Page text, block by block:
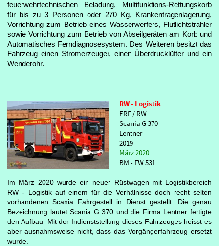
feuerwehrtechnischen Beladung, Multifunktions-Rettungskorb
für bis zu 3 Personen oder 270 Kg, Krankentragenlagerung,
Vorrichtung zum Betrieb eines Wasserwerfers, Flutlichtstrahler
sowie Vorrichtung zum Betrieb von Abseilgeräten am Korb und
Automatisches Ferndiagnosesystem. Des Weiteren besitzt das
Fahrzeug einen Stromerzeuger, einen Überdrucklüfter und ein
Wenderohr.
RW - Logistik
ERF / RW
Scania G 370
Lentner
2019
März 2020
BM - FW 531
Im März 2020 wurde ein neuer Rüstwagen mit Logistikbereich
RW - Logistik auf einem für die Verhälnisse doch recht selten
vorhandenen Scania Fahrgestell in Dienst gestellt. Die genau
Bezeichnung lautet Scania G 370 und die Firma Lentner fertigte
den Aufbau. Mit der Indienststellung dieses Fahrzeuges heisst es
aber ausnahmsweise nicht, dass das Vorgängerfahrzeug ersetzt
wurde.